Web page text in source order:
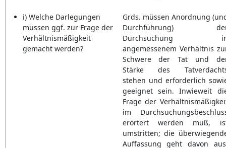
i) Welche Darlegungen
müssen ggf. zur Frage der
Verhältnismäßigkeit
gemacht werden?
Grds. müssen Anordnung
Durchführung)
Durchsuchung
angemessenem Verhältnis
Schwere der Tat und
Stärke des
stehen und erforderlich
geeignet sein. Inwieweit
Frage der
im
erörtert werden muß,
umstritten; die
Auffassung geht davon